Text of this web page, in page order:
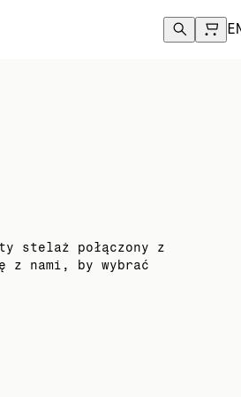
stelaż połączony z
z nami, by wybrać